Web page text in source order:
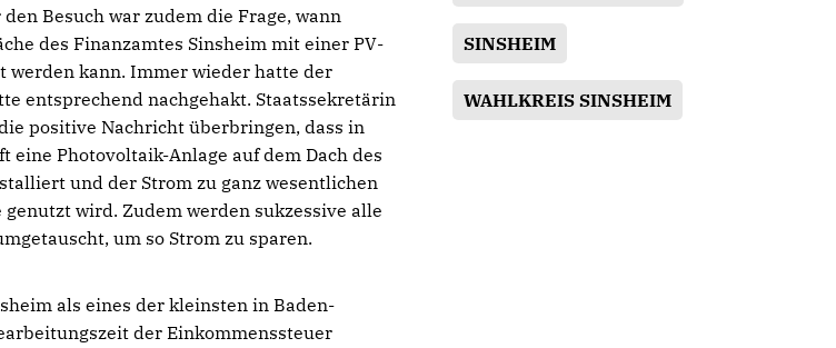
Besuch war zudem die Frage, wann
des Finanzamtes Sinsheim mit einer PV-
werden kann. Immer wieder hatte der
entsprechend nachgehakt. Staatssekretärin
positive Nachricht überbringen, dass in
eine Photovoltaik-Anlage auf dem Dach des
und der Strom zu ganz wesentlichen
genutzt wird. Zudem werden sukzessive alle
um so Strom zu sparen.
als eines der kleinsten in Baden-
der Einkommenssteuer
SINSHEIM
WAHLKREIS SINSHEIM